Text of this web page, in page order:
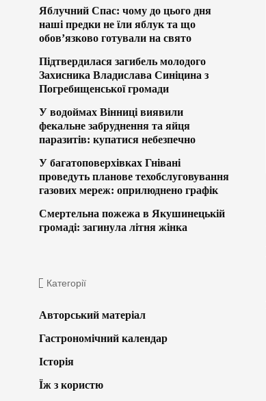
Яблучний Спас: чому до цього дня
наші предки не їли яблук та що
обов’язково готували на свято
Підтвердилася загибель молодого
Захисника Владислава Синіцина з
Погребищенської громади
У водоймах Вінниці виявили
фекальне забруднення та яйця
паразитів: купатися небезпечно
У багатоповерхівках Гнівані
проведуть планове техобслуговування
газових мереж: оприлюднено графік
Смертельна пожежа в Якушинецькій
громаді: загинула літня жінка
Категорії
Авторський матеріал
Гастрономічний календар
Історія
Їж з користю